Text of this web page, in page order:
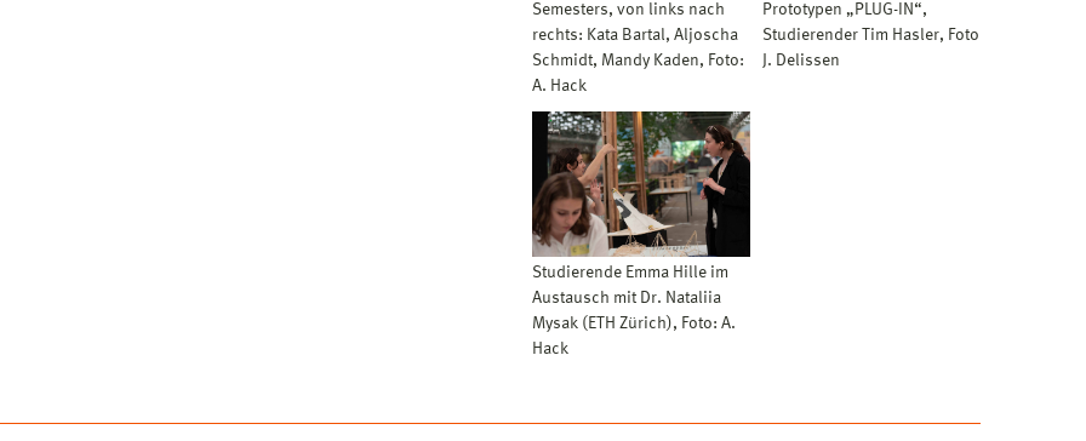
Semesters, von links nach
rechts: Kata Bartal, Aljoscha
Schmidt, Mandy Kaden, Foto:
A. Hack
Prototypen „PLUG-IN“,
Studierender Tim Hasler, Foto
J. Delissen
Studierende Emma Hille im
Austausch mit Dr. Nataliia
Mysak (ETH Zürich), Foto: A.
Hack